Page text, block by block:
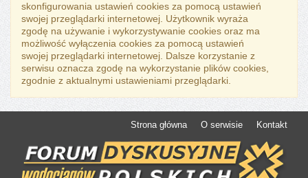
skonfigurowania ustawień cookies za pomocą ustawień
swojej przeglądarki internetowej. Użytkownik wyraża
zgodę na używanie i wykorzystywanie cookies oraz ma
możliwość wyłączenia cookies za pomocą ustawień
swojej przeglądarki internetowej. Dalsze korzystanie z
serwisu oznacza zgodę na wykorzystanie plików cookies,
zgodnie z aktualnymi ustawieniami przeglądarki.
Strona główna O serwisie Kontakt